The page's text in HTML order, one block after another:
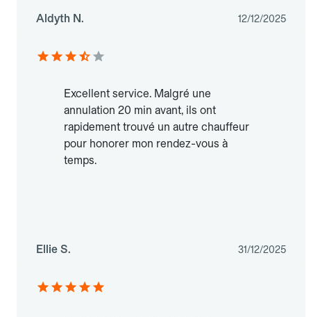
Aldyth N. 12/12/2025
Excellent service. Malgré une
annulation 20 min avant, ils ont
rapidement trouvé un autre chauffeur
pour honorer mon rendez-vous à
temps.
Ellie S. 31/12/2025